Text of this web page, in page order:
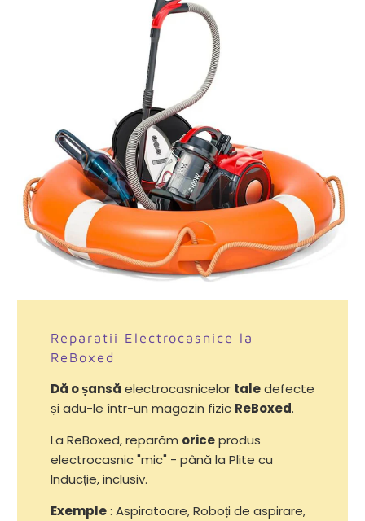
Reparatii Electrocasnice la
ReBoxed
Dă o șansă electrocasnicelor taledefecte
și adu-le într-un magazin fizic ReBoxed.
La ReBoxed, reparăm oriceprodus
electrocasnic "mic" - până la Plite cu
Inducție, inclusiv.
Exemple: Aspiratoare, Roboți de aspirare,